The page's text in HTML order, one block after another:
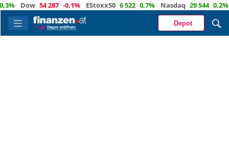
Dow 54 287 -0,1% EStoxx50 6 522 0,7% Nasdaq 29 544 0,2% Öl
Depot